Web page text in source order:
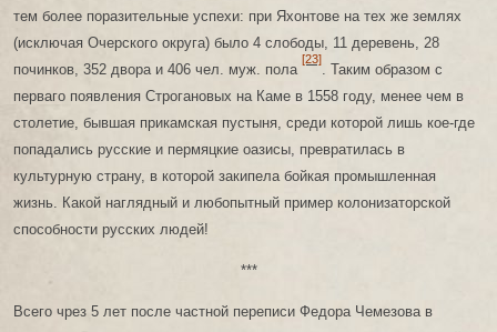
тем более поразительные успехи: при Яхонтове на тех же землях
(исключая Очерского округа) было 4 слободы, 11 деревень, 28
починков, 352 двора и 406 чел. муж. пола
[23]
. Таким образом с
перваго появления Строгановых на Каме в 1558 году, менее чем в
столетие, бывшая прикамская пустыня, среди которой лишь кое-где
попадались русские и пермяцкие оазисы, превратилась в
культурную страну, в которой закипела бойкая промышленная
жизнь. Какой наглядный и любопытный пример колонизаторской
способности русских людей!
***
Всего чрез 5 лет после частной переписи Федора Чемезова в